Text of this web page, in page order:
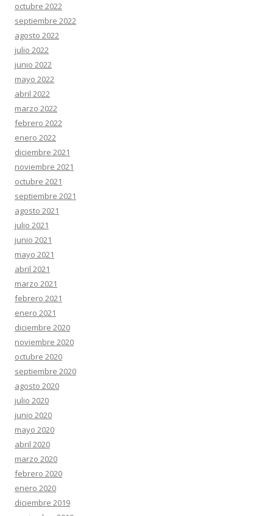
octubre 2022
septiembre 2022
agosto 2022
julio 2022
junio 2022
mayo 2022
abril 2022
marzo 2022
febrero 2022
enero 2022
diciembre 2021
noviembre 2021
octubre 2021
septiembre 2021
agosto 2021
julio 2021
junio 2021
mayo 2021
abril 2021
marzo 2021
febrero 2021
enero 2021
diciembre 2020
noviembre 2020
octubre 2020
septiembre 2020
agosto 2020
julio 2020
junio 2020
mayo 2020
abril 2020
marzo 2020
febrero 2020
enero 2020
diciembre 2019